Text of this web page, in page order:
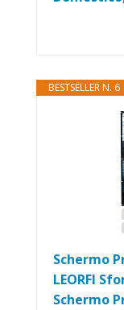
BESTSELLER N. 6
Schermo
LEORFI
Schermo